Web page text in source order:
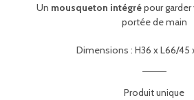
Un mousqueton intégrépour garder
portée de main
Dimensions : H36 x L66/45
Produit unique